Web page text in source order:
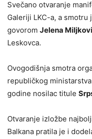
Svečano otvaranje
Galeriji LKC-a, a
govorom Jelena
Leskovca.
Ovogodišnja smotra
republičkog
godine nosilac titule
Otvaranje izložbe
Balkana pratila je i